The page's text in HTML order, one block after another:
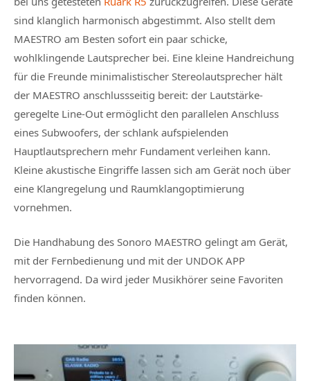
sind klanglich harmonisch abgestimmt. Also stellt dem
MAESTRO am Besten sofort ein paar schicke,
wohlklingende Lautsprecher bei. Eine kleine Handreichung
für die Freunde minimalistischer Stereolautsprecher hält
der MAESTRO anschlussseitig bereit: der Lautstärke-
geregelte Line-Out ermöglicht den parallelen Anschluss
eines Subwoofers, der schlank aufspielenden
Hauptlautsprechern mehr Fundament verleihen kann.
Kleine akustische Eingriffe lassen sich am Gerät noch über
eine Klangregelung und Raumklangoptimierung
vornehmen.
Die Handhabung des Sonoro MAESTRO gelingt am Gerät,
mit der Fernbedienung und mit der UNDOK APP
hervorragend. Da wird jeder Musikhörer seine Favoriten
finden können.